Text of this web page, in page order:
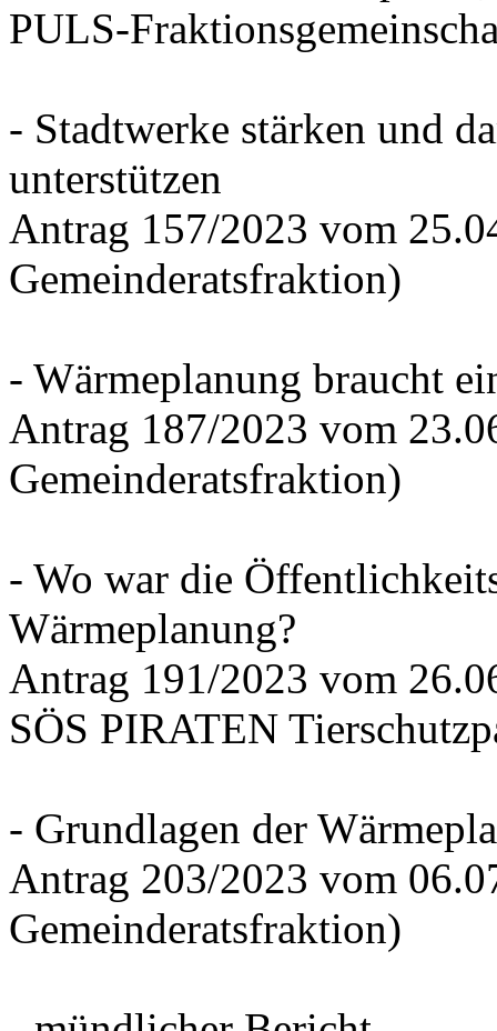
PULS-
- Stadtwerke stärken und
unterstützen
Antrag 157/2023 vom
Gemeinderatsfraktion)
- Wärmeplanung braucht
Antrag 187/2023 vom
Gemeinderatsfraktion)
- Wo war die
Wärmeplanung?
Antrag 191/2023 vom
SÖS PIRATEN
- Grundlagen der
Antrag 203/2023 vom
Gemeinderatsfraktion)